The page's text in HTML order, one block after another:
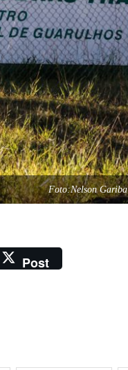
Foto:Nelson Gariba
Post